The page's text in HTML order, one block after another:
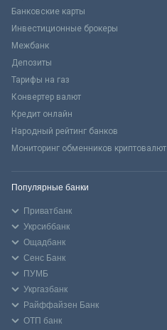
Банковские карты
Инвестиционные брокеры
Межбанк
Депозиты
Тарифы на газ
Конвертер валют
Кредит онлайн
Народный рейтинг банков
Мониторинг обменников криптовалют
Популярные банки
Приватбанк
Укрсиббанк
Ощадбанк
Сенс Банк
ПУМБ
Укргазбанк
Райффайзен Банк
ОТП банк